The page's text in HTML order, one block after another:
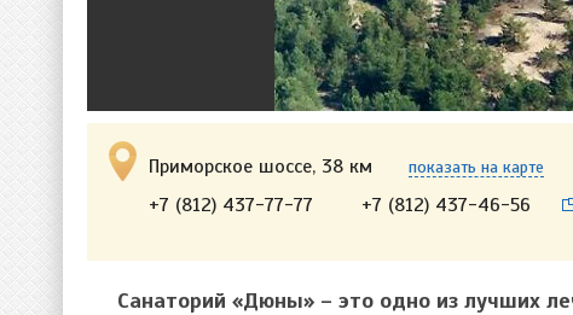
Приморское шоссе, 38 км показать на карте
+7 (812) 437-77-77 +7 (812) 437-46-56
Санаторий «Дюны» – это одно из лучших